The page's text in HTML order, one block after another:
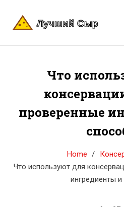
Что
проверенные
Home
Что используют для
ингредиенты